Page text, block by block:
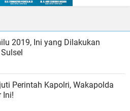
2019, Ini yang Dilakukan
Perintah Kapolri, Wakapolda
Ini!